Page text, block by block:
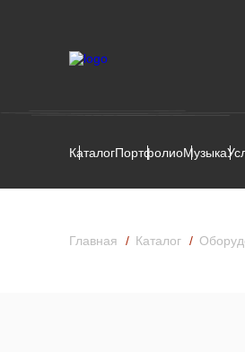
КаталогПортфолиоМузыка
Главная Каталог